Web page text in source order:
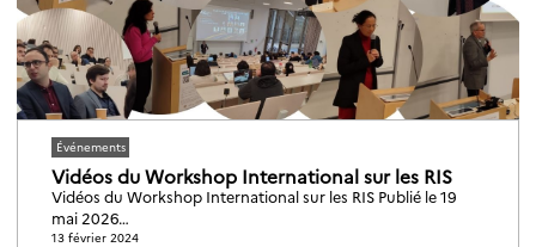
Événements
Vidéos du Workshop International sur les RIS
Vidéos du Workshop International sur les RIS Publié le 19
mai 2026…
13 février 2024